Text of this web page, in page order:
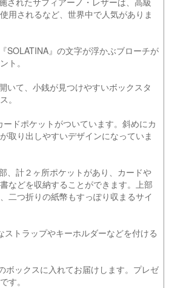
用されるなど、世界中で人気がありま
SOLATINA』の文字が浮かぶブローチが
ト。
いて、小銭が見つけやすいボックスタ
。
ドポケットがついています。斜めにカ
取り出しやすいデザインになっていま
、計２ヶ所ポケットがあり、カードや
などを収納することができます。上部
二つ折りの紙幣もすっぽり収まるサイ
ストラップやキーホルダーなどを付ける
ボックスに入れてお届けします。プレゼ
す。